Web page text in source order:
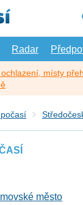
Radar
místy
město